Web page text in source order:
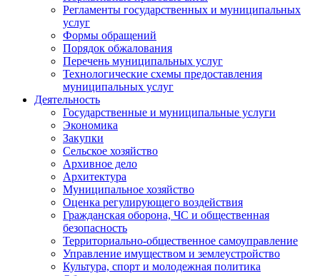
Регламенты государственных и муниципальных
услуг
Формы обращений
Порядок обжалования
Перечень муниципальных услуг
Технологические схемы предоставления
муниципальных услуг
Деятельность
Государственные и муниципальные услуги
Экономика
Закупки
Сельское хозяйство
Архивное дело
Архитектура
Муниципальное хозяйство
Оценка регулирующего воздействия
Гражданская оборона, ЧС и общественная
безопасность
Территориально-общественное самоуправление
Управление имуществом и землеустройство
Культура, спорт и молодежная политика